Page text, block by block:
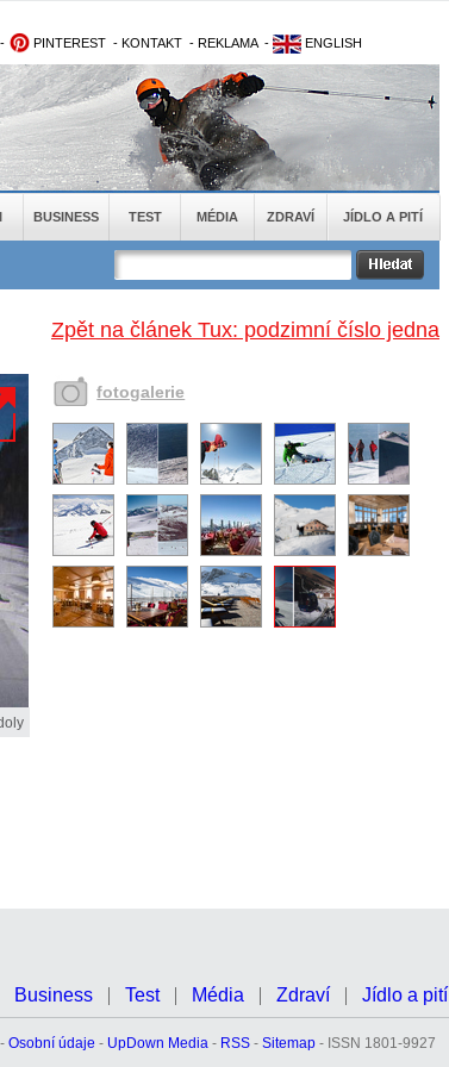
- PINTEREST - KONTAKT - REKLAMA - ENGLISH
BUSINESS TEST MÉDIA ZDRAVÍ JÍDLO A PITÍ
Zpět na článek Tux: podzimní číslo jedna
fotogalerie
Business Test Média Zdraví Jídlo a pití
- Osobní údaje - UpDown Media - RSS - Sitemap - ISSN 1801-9927